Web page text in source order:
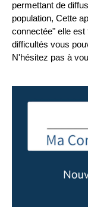
permettant de
population, Cette
connectée" elle
difficultés vous
N'hésitez pas à